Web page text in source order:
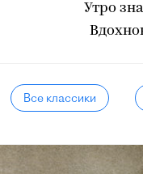
Утро
Все классики